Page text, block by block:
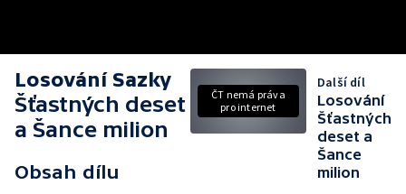
Losování Sazky
Šťastných deset
a Šance milion
Obsah dílu
ČT nemá práva
pro internet
Další díl
Losování
Šťastných
deset a
Šance
milion